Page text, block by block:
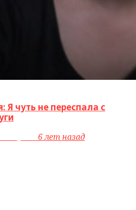
Я чуть не переспала с
6 лет назад